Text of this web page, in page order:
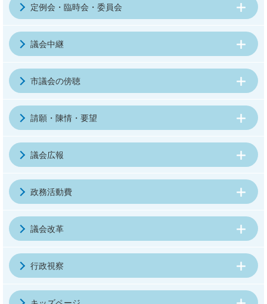
定例会・臨時会・委員会
議会中継
市議会の傍聴
請願・陳情・要望
議会広報
政務活動費
議会改革
行政視察